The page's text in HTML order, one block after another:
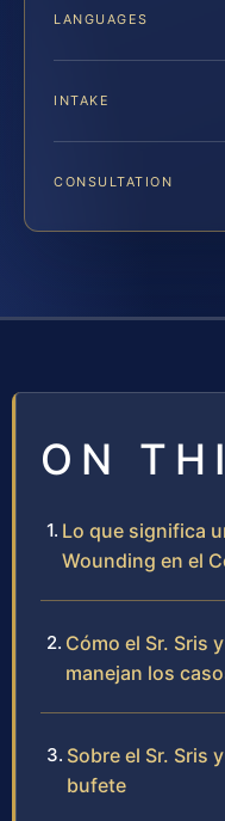
LANGUAGES
INTAKE
CONSULTATION
ON
Lo que significa
Wounding en el
Cómo el Sr. Sris
manejan los
Sobre el Sr. Sris
bufete